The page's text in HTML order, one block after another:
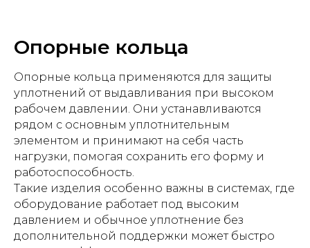
Опорные кольца
Опорные кольца применяются для защиты
уплотнений от выдавливания при высоком
рабочем давлении. Они устанавливаются
рядом с основным уплотнительным
элементом и принимают на себя часть
нагрузки, помогая сохранить его форму и
работоспособность.
Такие изделия особенно важны в системах, где
оборудование работает под высоким
давлением и обычное уплотнение без
дополнительной поддержки может быстро